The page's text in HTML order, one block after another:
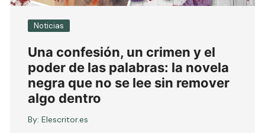
Noticias
Una confesión, un crimen y el
poder de las palabras: la novela
negra que no se lee sin remover
algo dentro
By: Elescritor.es